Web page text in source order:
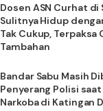
Dosen ASN Curhat di
Sulitnya Hidup
Tak Cukup, Terpaksa
Tambahan
Bandar Sabu Masih
Penyerang Polisi
Narkoba di Katingan